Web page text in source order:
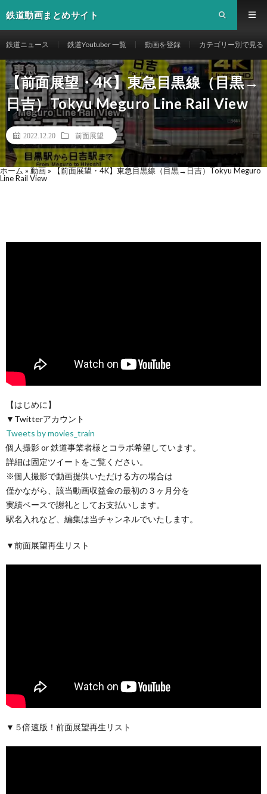
鉄道動画まとめサイト
鉄道ニュース 鉄道Youtuber 一覧 動画を登録 カテゴリー別で見る
【前面展望・4K】東急目黒線（目黒→
日吉）Tokyu Meguro Line Rail View
2022.12.20 前面展望
ホーム » 動画 » 【前面展望・4K】東急目黒線（目黒→日吉）Tokyu Meguro
Line Rail View
【はじめに】
▼Twitterアカウント
Tweets by movies_train
個人撮影 or 鉄道事業者様とコラボ希望しています。
詳細は固定ツイートをご覧ください。
※個人撮影で動画提供いただける方の場合は
僅かながら、該当動画収益金の最初の３ヶ月分を
実績ベースで謝礼としてお支払いします。
駅名入れなど、編集は当チャンネルでいたします。
▼前面展望再生リスト
▼５倍速版！前面展望再生リスト